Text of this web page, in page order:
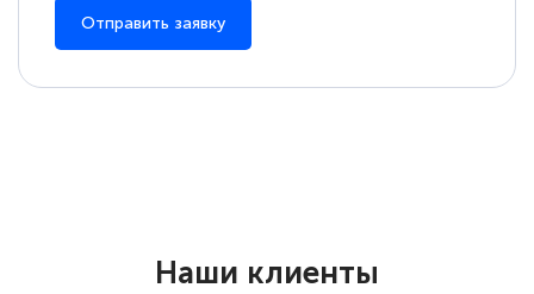
Отправить заявку
Наши клиенты